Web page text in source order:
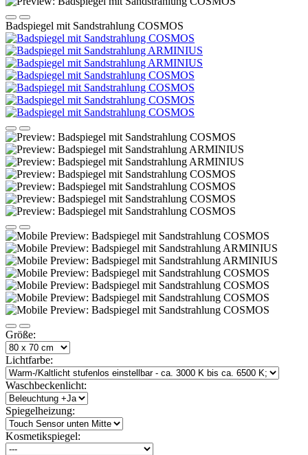
Badspiegel mit Sandstrahlung COSMOS
Größe:
Lichtfarbe:
Waschbeckenlicht:
Spiegelheizung:
Kosmetikspiegel: